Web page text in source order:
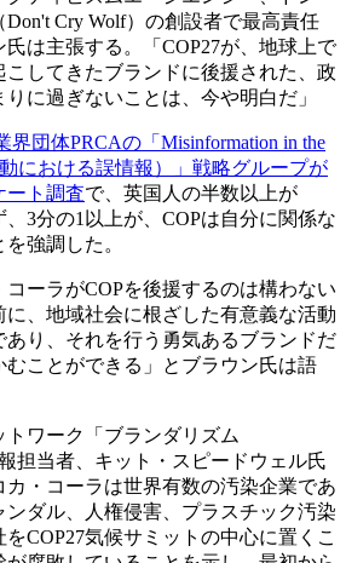
Don't Cry Wolf）の創設者で最高責任
は主張する。「COP27が、地球上で
してきたブランドに後援された、政
に過ぎないことは、今や明白だ」
界団体PRCAの「Misinformation in the
における誤情報）」戦略グループが
ート調査で、英国人の半数以上が
、3分の1以上が、COPは自分に関係な
強調した。
コーラがCOPを後援するのは構わない
に、地域社会に根ざした有意義な活動
あり、それを行う勇気あるブランドだ
むことができる」とブラウン氏は語
ワーク「ブランダリズム
報担当者、キット・スピードウェル氏
・コーラは世界有数の汚染企業であ
ンダル、人権侵害、プラスチック汚染
COP27気候サミットの中心に置くこ